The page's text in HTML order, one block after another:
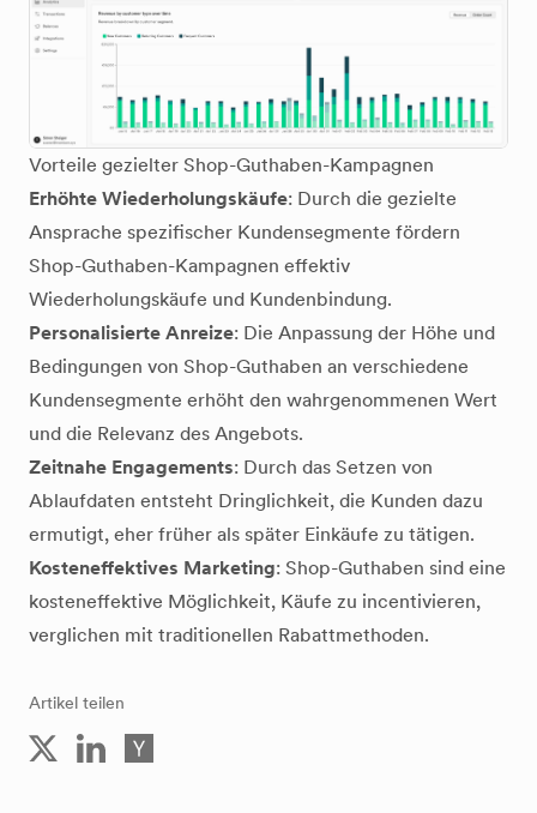
Vorteile gezielter Shop-Guthaben-Kampagnen
Erhöhte Wiederholungskäufe: Durch die gezielte
Ansprache spezifischer Kundensegmente fördern
Shop-Guthaben-Kampagnen effektiv
Wiederholungskäufe und Kundenbindung.
Personalisierte Anreize: Die Anpassung der Höhe und
Bedingungen von Shop-Guthaben an verschiedene
Kundensegmente erhöht den wahrgenommenen Wert
und die Relevanz des Angebots.
Zeitnahe Engagements: Durch das Setzen von
Ablaufdaten entsteht Dringlichkeit, die Kunden dazu
ermutigt, eher früher als später Einkäufe zu tätigen.
Kosteneffektives Marketing: Shop-Guthaben sind eine
kosteneffektive Möglichkeit, Käufe zu incentivieren,
verglichen mit traditionellen Rabattmethoden.
Artikel teilen